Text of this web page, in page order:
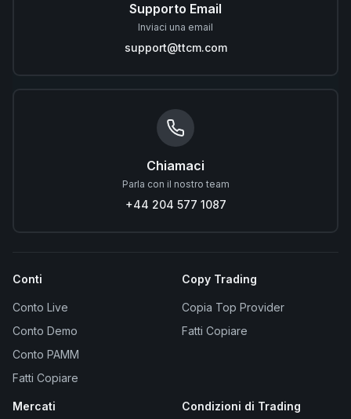
Supporto Email
Inviaci una email
support@ttcm.com
Chiamaci
Parla con il nostro team
+44 204 577 1087
Conti
Conto Live
Conto Demo
Conto PAMM
Fatti Copiare
Copy Trading
Copia Top Provider
Fatti Copiare
Mercati Condizioni di Trading